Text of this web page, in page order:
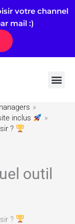
votre channel
mail :)
inclus
?
outil
?